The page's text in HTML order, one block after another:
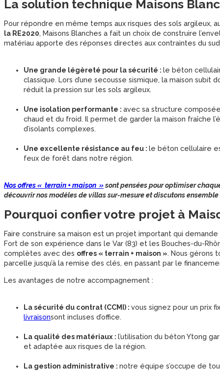
La solution technique Maisons
Pour répondre en même temps aux risques des sols argileux,
la RE2020, Maisons Blanches a fait un choix de construire
matériau apporte des réponses directes aux contraintes du
Une grande légèreté pour la sécurité : le béton
classique. Lors d’une secousse sismique, la maison
réduit la pression sur les sols argileux.
Une isolation performante : avec sa structure
chaud et du froid. Il permet de garder la maison fraîche
d’isolants complexes.
Une excellente résistance au feu : le béton cellulaire
feux de forêt dans notre région.
Nos offres « terrain + maison »sont pensées pour optimiser
découvrir nos modèles de villas sur-mesure et discutons
Pourquoi confier votre projet à
Faire construire sa maison est un projet important qui
Fort de son expérience dans le Var (83) et les Bouches-du-
complètes avec des offres « terrain + maison ». Nous gérons
parcelle jusqu’à la remise des clés, en passant par le
Les avantages de notre accompagnement :
La sécurité du contrat (CCMI) : vous signez pour un prix
livraisonsont incluses d’office.
La qualité des matériaux : l’utilisation du béton Ytong
et adaptée aux risques de la région.
La gestion administrative : notre équipe s’occupe de